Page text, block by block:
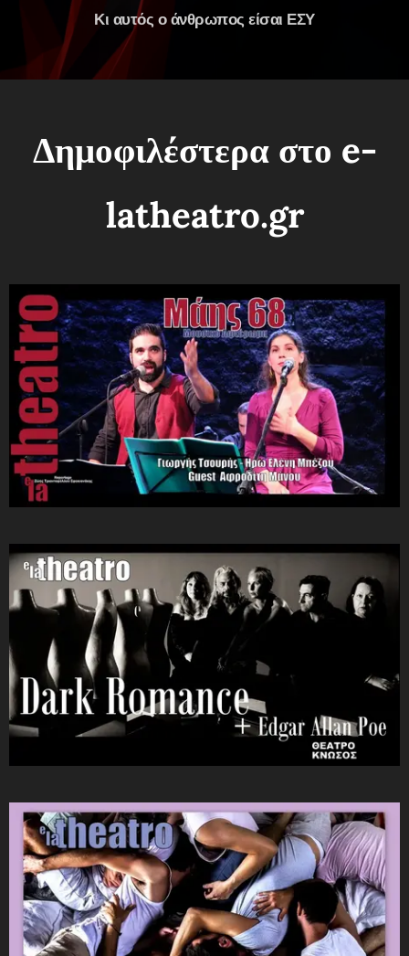
Κι αυτός ο άνθρωπος είσαι ΕΣΥ
Δημοφιλέστερα στο e-
latheatro.gr